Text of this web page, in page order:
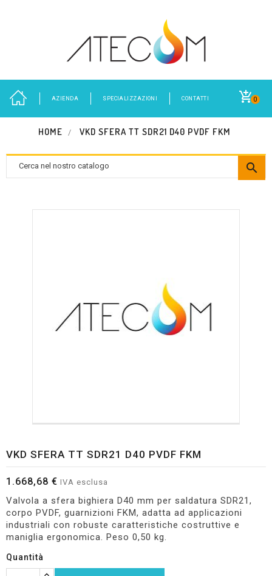
0
AZIENDA SPECIALIZZAZIONI CONTATTI
HOME VKD SFERA TT SDR21 D40 PVDF FKM

VKD SFERA TT SDR21 D40 PVDF FKM
1.668,68 € IVA esclusa
Valvola a sfera bighiera D40 mm per saldatura SDR21,
corpo PVDF, guarnizioni FKM, adatta ad applicazioni
industriali con robuste caratteristiche costruttive e
maniglia ergonomica. Peso 0,50 kg.
Quantità